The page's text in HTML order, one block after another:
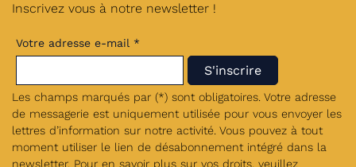
Inscrivez vous à notre newsletter !
Votre adresse e-mail *
Les champs marqués par (*) sont obligatoires. Votre adresse
de messagerie est uniquement utilisée pour vous envoyer les
lettres d’information sur notre activité. Vous pouvez à tout
moment utiliser le lien de désabonnement intégré dans la
newsletter. Pour en savoir plus sur vos droits, veuillez